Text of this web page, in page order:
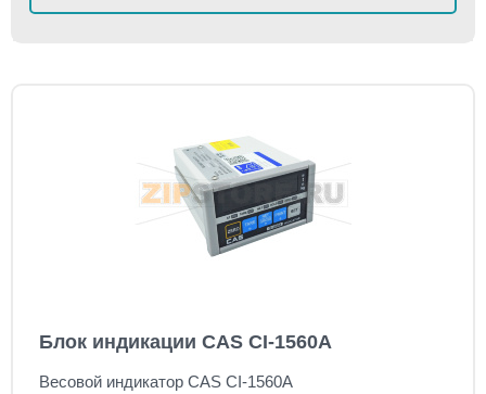
Блок индикации CAS CI-1560A
Весовой индикатор CAS CI-1560A